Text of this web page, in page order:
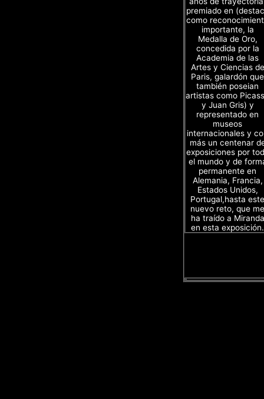
premiado en
como
importante, la
Medalla de Oro,
concedida por la
Academia de las
Artes y Ciencias de
Paris, galardón que
también poseian
artistas como
y Juan Gris) y
representado en
museos
internacionales y
más un centenar
exposiciones por
el mundo y de
permanente en
Alemania, Francia,
Estados Unidos,
Portugal,hasta este
nuevo reto, que me
ha traído a Miranda
en esta exposición.